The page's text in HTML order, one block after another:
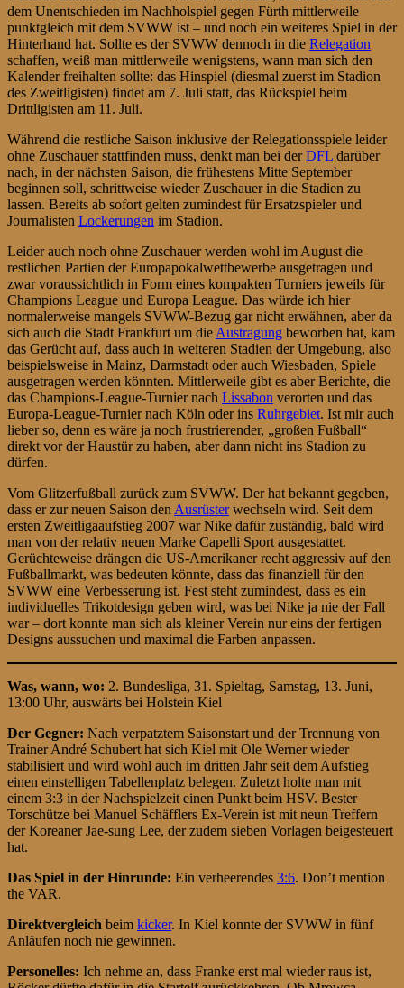
dem Unentschieden im Nachholspiel gegen Fürth mittlerweile
punktgleich mit dem SVWW ist – und noch ein weiteres Spiel in der
Hinterhand hat. Sollte es der SVWW dennoch in die Relegation
schaffen, weiß man mittlerweile wenigstens, wann man sich den
Kalender freihalten sollte: das Hinspiel (diesmal zuerst im Stadion
des Zweitligisten) findet am 7. Juli statt, das Rückspiel beim
Drittligisten am 11. Juli.
Während die restliche Saison inklusive der Relegationsspiele leider
ohne Zuschauer stattfinden muss, denkt man bei derDFL darüber
nach, in der nächsten Saison, die frühestens Mitte September
beginnen soll, schrittweise wieder Zuschauer in die Stadien zu
lassen. Bereits ab sofort gelten zumindest für Ersatzspieler und
Journalisten Lockerungen im Stadion.
Leider auch noch ohne Zuschauer werden wohl im August die
restlichen Partien der Europapokalwettbewerbe ausgetragen und
zwar voraussichtlich in Form eines kompakten Turniers jeweils für
Champions League und Europa League. Das würde ich hier
normalerweise mangels SVWW-Bezug gar nicht erwähnen, aber da
sich auch die Stadt Frankfurt um die Austragung beworben hat, kam
das Gerücht auf, dass auch in weiteren Stadien der Umgebung, also
beispielsweise in Mainz, Darmstadt oder auch Wiesbaden, Spiele
ausgetragen werden könnten. Mittlerweile gibt es aber Berichte, die
das Champions-League-Turnier nach Lissabon verorten und das
Europa-League-Turnier nach Köln oder ins Ruhrgebiet. Ist mir auch
lieber so, denn es wäre ja noch frustrierender, „großen Fußball“
direkt vor der Haustür zu haben, aber dann nicht ins Stadion zu
dürfen.
Vom Glitzerfußball zurück zum SVWW. Der hat bekannt gegeben,
dass er zur neuen Saison den Ausrüsterwechseln wird. Seit dem
ersten Zweitligaaufstieg 2007 war Nike dafür zuständig, bald wird
man von der relativ neuen Marke Capelli Sport ausgestattet.
Gerüchteweise drängen die US-Amerikaner recht aggressiv auf den
Fußballmarkt, was bedeuten könnte, dass das finanziell für den
SVWW eine Verbesserung ist. Fest steht zumindest, dass es ein
individuelles Trikotdesign geben wird, was bei Nike ja nie der Fall
war – dort konnte man sich als kleiner Verein nur eins der fertigen
Designs aussuchen und maximal die Farben anpassen.
Was, wann, wo: 2. Bundesliga, 31. Spieltag, Samstag, 13. Juni,
13:00 Uhr, auswärts bei Holstein Kiel
Der Gegner: Nach verpatztem Saisonstart und der Trennung von
Trainer André Schubert hat sich Kiel mit Ole Werner wieder
stabilisiert und wird wohl auch im dritten Jahr seit dem Aufstieg
einen einstelligen Tabellenplatz belegen. Zuletzt holte man mit
einem 3:3 in der Nachspielzeit einen Punkt beim HSV. Bester
Torschütze bei Manuel Schäfflers Ex-Verein ist mit neun Treffern
der Koreaner Jae-sung Lee, der zudem sieben Vorlagen beigesteuert
hat.
Das Spiel in der Hinrunde: Ein verheerendes 3:6. Don’t mention
the VAR.
Direktvergleich beim kicker. In Kiel konnte der SVWW in fünf
Anläufen noch nie gewinnen.
Personelles: Ich nehme an, dass Franke erst mal wieder raus ist,